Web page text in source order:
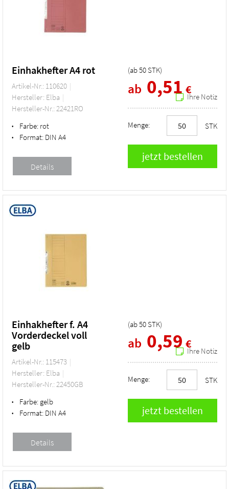
Einhakhefter A4 rot
Artikel-Nr.: 110620
Hersteller: Elba
Hersteller-Nr.: 22421RO
• Farbe: rot
• Format: DIN A4
(ab50 STK)
ab 0,51 €
Ihre Notiz
Menge: STK
Einhakhefter f. A4
Vorderdeckel voll
gelb
Artikel-Nr.: 115473
Hersteller: Elba
Hersteller-Nr.: 22450GB
• Farbe: gelb
• Format: DIN A4
(ab50 STK)
ab 0,59 €
Ihre Notiz
Menge: STK